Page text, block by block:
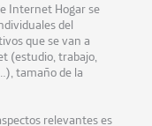
Internet Hogar se
del
que se van a
(estudio, trabajo,
tamaño de la
relevantes es